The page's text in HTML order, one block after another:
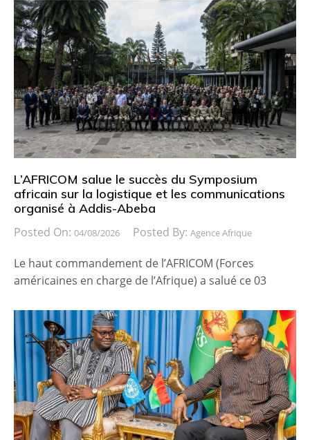
L’AFRICOM salue le succès du Symposium
africain sur la logistique et les communications
organisé à Addis-Abeba
Posted On: 04/08/2026 Posted By: Agence Afrique
Le haut commandement de l’AFRICOM (Forces
américaines en charge de l’Afrique) a salué ce 03